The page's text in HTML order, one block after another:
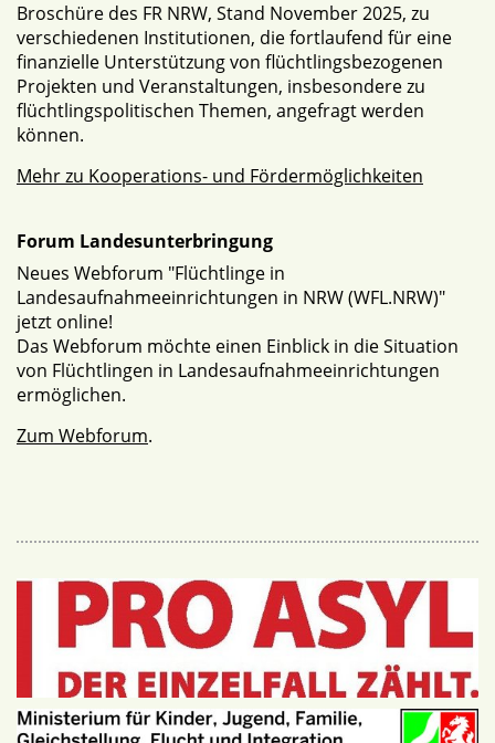
Broschüre des FR NRW, Stand November 2025, zu
verschiedenen Institutionen, die fortlaufend für eine
finanzielle Unterstützung von flüchtlingsbezogenen
Projekten und Veranstaltungen, insbesondere zu
flüchtlingspolitischen Themen, angefragt werden
können.
Mehr zu Kooperations- und Fördermöglichkeiten
Forum Landesunterbringung
Neues Webforum "Flüchtlinge in
Landesaufnahmeeinrichtungen in NRW (WFL.NRW)"
jetzt online!
Das Webforum möchte einen Einblick in die Situation
von Flüchtlingen in Landesaufnahmeeinrichtungen
ermöglichen.
Zum Webforum.